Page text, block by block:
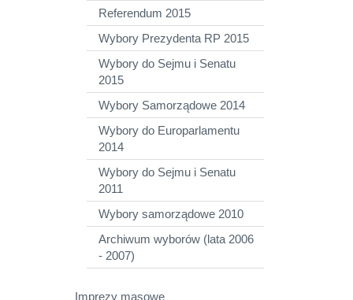
Referendum 2015
Wybory Prezydenta RP 2015
Wybory do Sejmu i Senatu
2015
Wybory Samorządowe 2014
Wybory do Europarlamentu
2014
Wybory do Sejmu i Senatu
2011
Wybory samorządowe 2010
Archiwum wyborów (lata 2006
- 2007)
Imprezy masowe